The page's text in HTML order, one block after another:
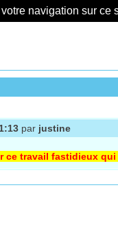
navigation sur
par justine
travail fastidieux